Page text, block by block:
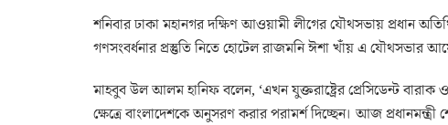
শনিবার ঢাকা মহানগর দক্ষিণ আওয়ামী লীগের যৌথসভায় প্রধান
গণসংবর্ধনার প্রস্তুতি নিতে হোটেল রাজমনি ঈশা খাঁয় এ যৌথসভার
মাহবুব উল আলম হানিফ বলেন, ‘এখন যুক্তরাষ্ট্রের প্রেসিডেন্ট বারাক
ক্ষেত্রে বাংলাদেশকে অনুসরণ করার পরামর্শ দিচ্ছেন। আজ